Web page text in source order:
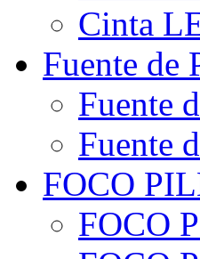
Cinta
Fuente de
Fuente
Fuente
FOCO
FOCO